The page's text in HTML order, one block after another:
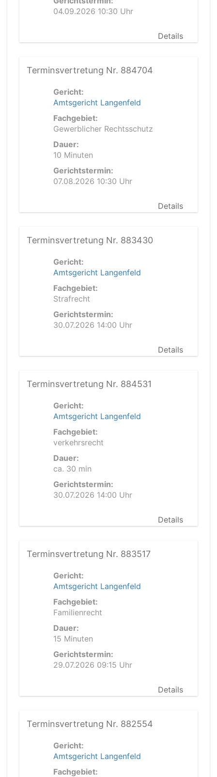
04.09.2026 10:30 Uhr
Details
Terminsvertretung Nr. 884704
Gericht:
Amtsgericht Langenfeld
Fachgebiet:
Gewerblicher Rechtsschutz
Dauer:
10 Minuten
Gerichtstermin:
07.08.2026 10:30 Uhr
Details
Terminsvertretung Nr. 883430
Gericht:
Amtsgericht Langenfeld
Fachgebiet:
Strafrecht
Gerichtstermin:
30.07.2026 14:00 Uhr
Details
Terminsvertretung Nr. 884531
Gericht:
Amtsgericht Langenfeld
Fachgebiet:
verkehrsrecht
Dauer:
ca. 30 min
Gerichtstermin:
30.07.2026 14:00 Uhr
Details
Terminsvertretung Nr. 883517
Gericht:
Amtsgericht Langenfeld
Fachgebiet:
Familienrecht
Dauer:
15 Minuten
Gerichtstermin:
29.07.2026 09:15 Uhr
Details
Terminsvertretung Nr. 882554
Gericht:
Amtsgericht Langenfeld
Fachgebiet: